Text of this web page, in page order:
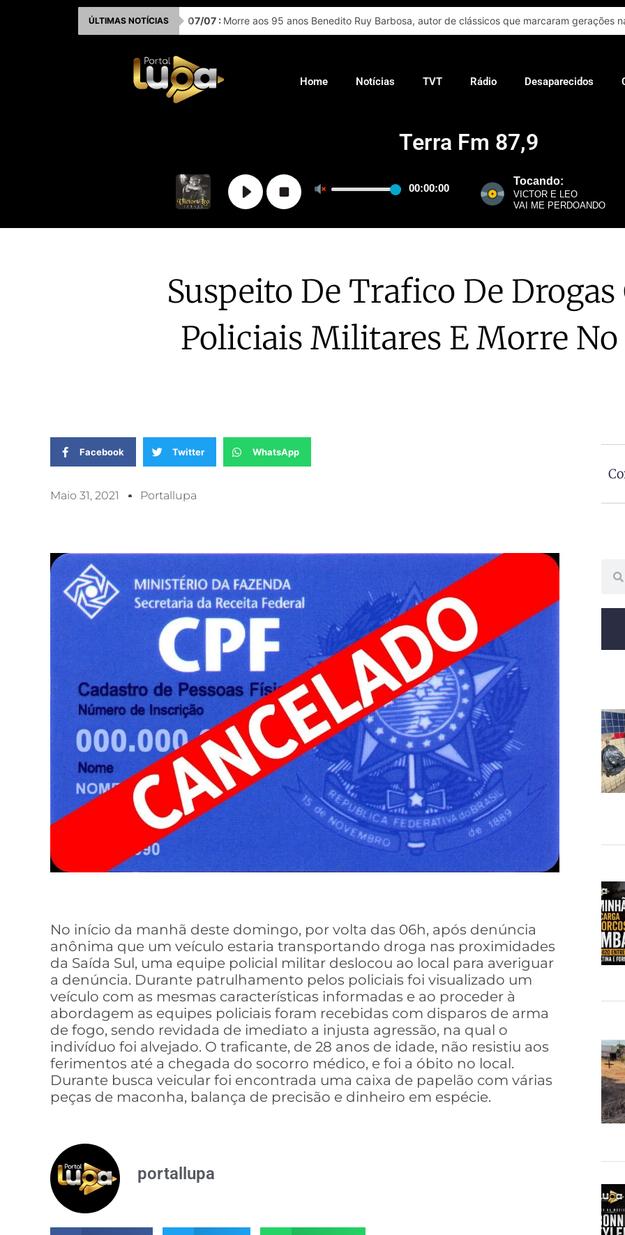
ÚLTIMAS NOTÍCIAS 07/07 : Morre aos 95 anos Benedito Ruy Barbosa, autor de clássicos que marcaram gerações
Home Notícias TVT Rádio Desaparecidos
Terra Fm 87,9
Suspeito De Trafico De
Policiais Militares E Morre No
Facebook Twitter WhatsApp
Maio 31, 2021 Portallupa
No início da manhã deste domingo, por volta das 06h, após denúncia
anônima que um veículo estaria transportando droga nas proximidades
da Saída Sul, uma equipe policial militar deslocou ao local para averiguar
a denúncia. Durante patrulhamento pelos policiais foi visualizado um
veículo com as mesmas características informadas e ao proceder à
abordagem as equipes policiais foram recebidas com disparos de arma
de fogo, sendo revidada de imediato a injusta agressão, na qual o
indivíduo foi alvejado. O traficante, de 28 anos de idade, não resistiu aos
ferimentos até a chegada do socorro médico, e foi a óbito no local.
Durante busca veicular foi encontrada uma caixa de papelão com várias
peças de maconha, balança de precisão e dinheiro em espécie.
portallupa